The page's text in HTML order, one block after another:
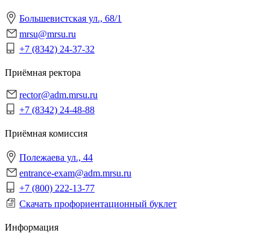
Большевистская ул., 68/1
mrsu@mrsu.ru
+7 (8342) 24-37-32
Приёмная ректора
rector@adm.mrsu.ru
+7 (8342) 24-48-88
Приёмная комиссия
Полежаева ул., 44
entrance-exam@adm.mrsu.ru
+7 (800) 222-13-77
Скачать профориентационный буклет
Информация